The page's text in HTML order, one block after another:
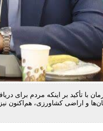
با تأکید بر اینکه مردم برای
و اراضی کشاورزی، هم‌اکنون